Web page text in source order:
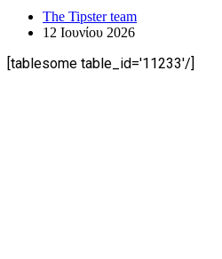
The Tipster team
12 Ιουνίου 2026
[tablesome table_id='11233'/]